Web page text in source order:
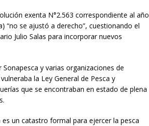
exenta N°2.563 correspondiente al año
“no se ajustó a derecho”, cuestionando el
Julio Salas para incorporar nuevos
y varias organizaciones de
la Ley General de Pesca y
que se encontraban en estado de plena
es un catastro formal para ejercer la pesca